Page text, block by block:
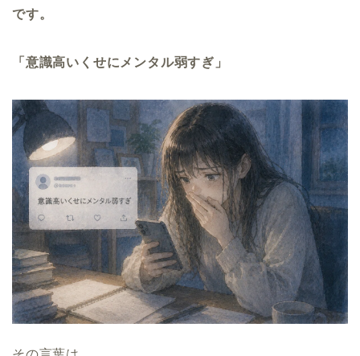
です。
「意識高いくせにメンタル弱すぎ」